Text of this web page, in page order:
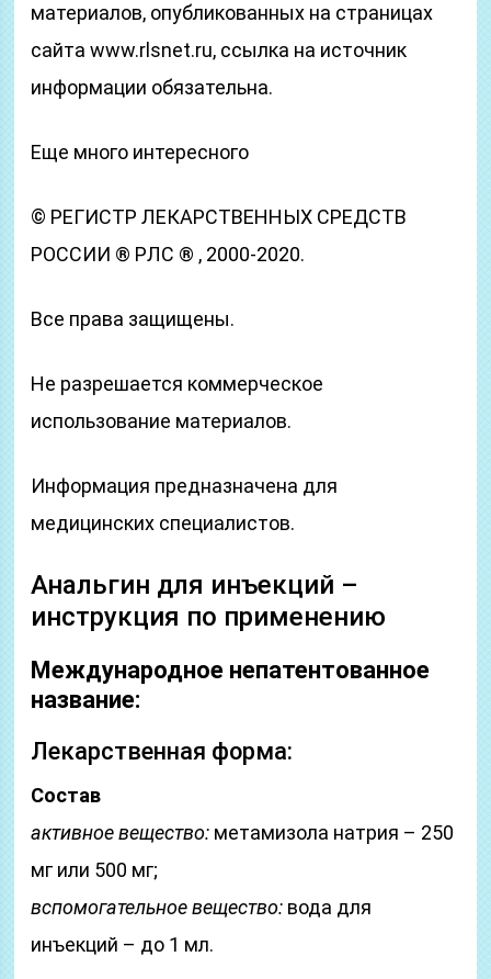
материалов, опубликованных на страницах
сайта www.rlsnet.ru, ссылка на источник
информации обязательна.
Еще много интересного
© РЕГИСТР ЛЕКАРСТВЕННЫХ СРЕДСТВ
РОССИИ ® РЛС ® , 2000-2020.
Все права защищены.
Не разрешается коммерческое
использование материалов.
Информация предназначена для
медицинских специалистов.
Анальгин для инъекций –
инструкция по применению
Международное непатентованное
название:
Лекарственная форма:
Состав
активное вещество: метамизола натрия – 250
мг или 500 мг;
вспомогательное вещество: вода для
инъекций – до 1 мл.